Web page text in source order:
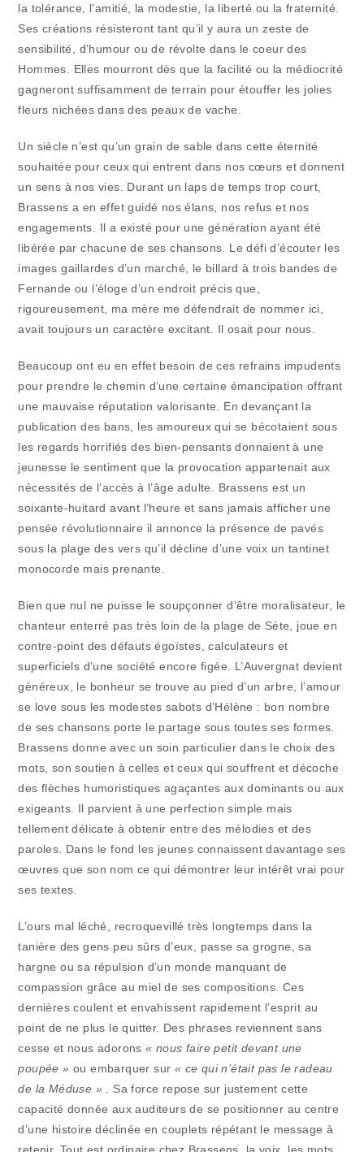
la tolérance, l’amitié, la modestie, la liberté ou la fraternité.
Ses créations résisteront tant qu’il y aura un zeste de
sensibilité, d’humour ou de révolte dans le coeur des
Hommes. Elles mourront dès que la facilité ou la médiocrité
gagneront suffisamment de terrain pour étouffer les jolies
fleurs nichées dans des peaux de vache.
Un siècle n’est qu’un grain de sable dans cette éternité
souhaitée pour ceux qui entrent dans nos cœurs et donnent
un sens à nos vies. Durant un laps de temps trop court,
Brassens a en effet guidé nos élans, nos refus et nos
engagements. Il a existé pour une génération ayant été
libérée par chacune de ses chansons. Le défi d’écouter les
images gaillardes d’un marché, le billard à trois bandes de
Fernande ou l’éloge d’un endroit précis que,
rigoureusement, ma mère me défendrait de nommer ici,
avait toujours un caractère excitant. Il osait pour nous.
Beaucoup ont eu en effet besoin de ces refrains impudents
pour prendre le chemin d’une certaine émancipation offrant
une mauvaise réputation valorisante. En devançant la
publication des bans, les amoureux qui se bécotaient sous
les regards horrifiés des bien-pensants donnaient à une
jeunesse le sentiment que la provocation appartenait aux
nécessités de l’accès à l’âge adulte. Brassens est un
soixante-huitard avant l’heure et sans jamais afficher une
pensée révolutionnaire il annonce la présence de pavés
sous la plage des vers qu’il décline d’une voix un tantinet
monocorde mais prenante.
Bien que nul ne puisse le soupçonner d’être moralisateur, le
chanteur enterré pas très loin de la plage de Sète, joue en
contre-point des défauts égoïstes, calculateurs et
superficiels d’une société encore figée. L’Auvergnat devient
généreux, le bonheur se trouve au pied d’un arbre, l’amour
se love sous les modestes sabots d’Hélène : bon nombre
de ses chansons porte le partage sous toutes ses formes.
Brassens donne avec un soin particulier dans le choix des
mots, son soutien à celles et ceux qui souffrent et décoche
des flèches humoristiques agaçantes aux dominants ou aux
exigeants. Il parvient à une perfection simple mais
tellement délicate à obtenir entre des mélodies et des
paroles. Dans le fond les jeunes connaissent davantage ses
œuvres que son nom ce qui démontrer leur intérêt vrai pour
ses textes.
L’ours mal léché, recroquevillé très longtemps dans la
tanière des gens peu sûrs d’eux, passe sa grogne, sa
hargne ou sa répulsion d’un monde manquant de
compassion grâce au miel de ses compositions. Ces
dernières coulent et envahissent rapidement l’esprit au
point de ne plus le quitter. Des phrases reviennent sans
cesse et nous adorons« nous faire petit devant une
poupée » ou embarquer sur « ce qui n’était pas le radeau
de la Méduse » . Sa force repose sur justement cette
capacité donnée aux auditeurs de se positionner au centre
d’une histoire déclinée en couplets répétant le message à
retenir. Tout est ordinaire chez Brassens, la voix, les mots,